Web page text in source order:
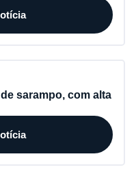
sarampo, com alta